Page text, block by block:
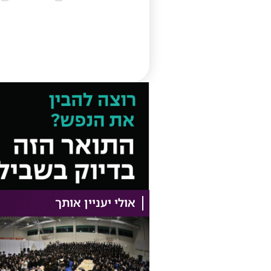
אולי יעניין אותך